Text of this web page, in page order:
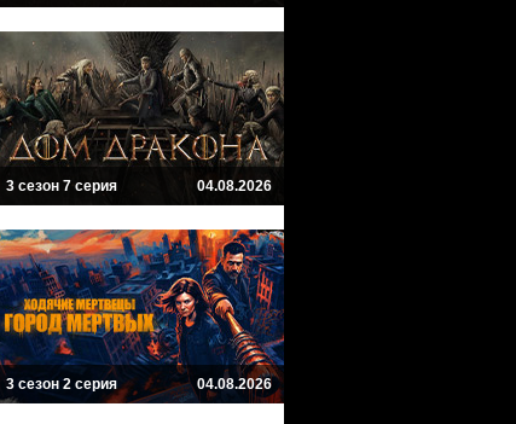
3 сезон 7 серия 04.08.2026
3 сезон 2 серия 04.08.2026